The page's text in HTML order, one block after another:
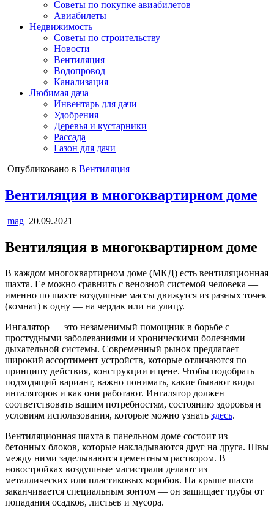
Советы по покупке авиабилетов
Авиабилеты
Недвижимость
Советы по строительству
Новости
Вентиляция
Водопровод
Канализация
Любимая дача
Инвентарь для дачи
Удобрения
Деревья и кустарники
Рассада
Газон для дачи
Опубликовано в Вентиляция
Вентиляция в многоквартирном доме
mag 20.09.2021
Вентиляция в многоквартирном доме
В каждом многоквартирном доме (МКД) есть вентиляционная
шахта. Ее можно сравнить с венозной системой человека —
именно по шахте воздушные массы движутся из разных точек
(комнат) в одну — на чердак или на улицу.
Ингалятор — это незаменимый помощник в борьбе с
простудными заболеваниями и хроническими болезнями
дыхательной системы. Современный рынок предлагает
широкий ассортимент устройств, которые отличаются по
принципу действия, конструкции и цене. Чтобы подобрать
подходящий вариант, важно понимать, какие бывают виды
ингаляторов и как они работают. Ингалятор должен
соответствовать вашим потребностям, состоянию здоровья и
условиям использования, которые можно узнать здесь.
Вентиляционная шахта в панельном доме состоит из
бетонных блоков, которые накладываются друг на друга. Швы
между ними заделываются цементным раствором. В
новостройках воздушные магистрали делают из
металлических или пластиковых коробов. На крыше шахта
заканчивается специальным зонтом — он защищает трубы от
попадания осадков, листьев и мусора.